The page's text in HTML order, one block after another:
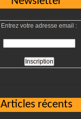
Entrez votre adresse email :
Articles récents